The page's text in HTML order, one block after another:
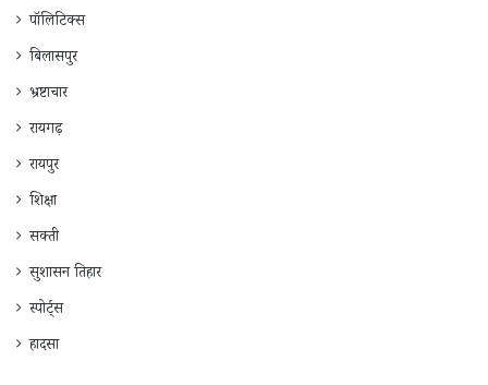
पॉलिटिक्स
बिलासपुर
भ्रष्टाचार
रायगढ़
रायपुर
शिक्षा
सक्ती
सुशासन तिहार
स्पोर्ट्स
हादसा